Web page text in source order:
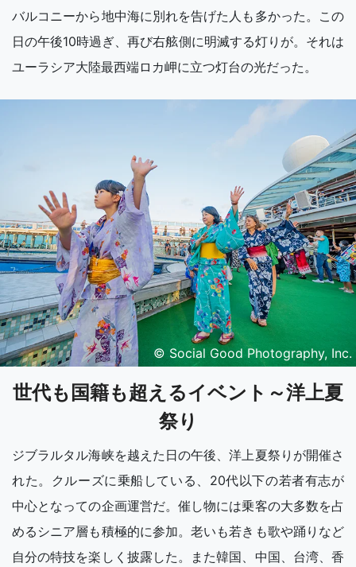
バルコニーから地中海に別れを告げた人も多かった。この
日の午後10時過ぎ、再び右舷側に明滅する灯りが。それは
ユーラシア大陸最西端ロカ岬に立つ灯台の光だった。
© Social Good Photography, Inc.
世代も国籍も超えるイベント～洋上夏
祭り
ジブラルタル海峡を越えた日の午後、洋上夏祭りが開催さ
れた。クルーズに乗船している、20代以下の若者有志が
中心となっての企画運営だ。催し物には乗客の大多数を占
めるシニア層も積極的に参加。老いも若きも歌や踊りなど
自分の特技を楽しく披露した。また韓国、中国、台湾、香